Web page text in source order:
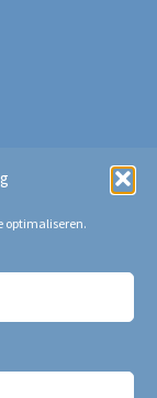
optimaliseren.